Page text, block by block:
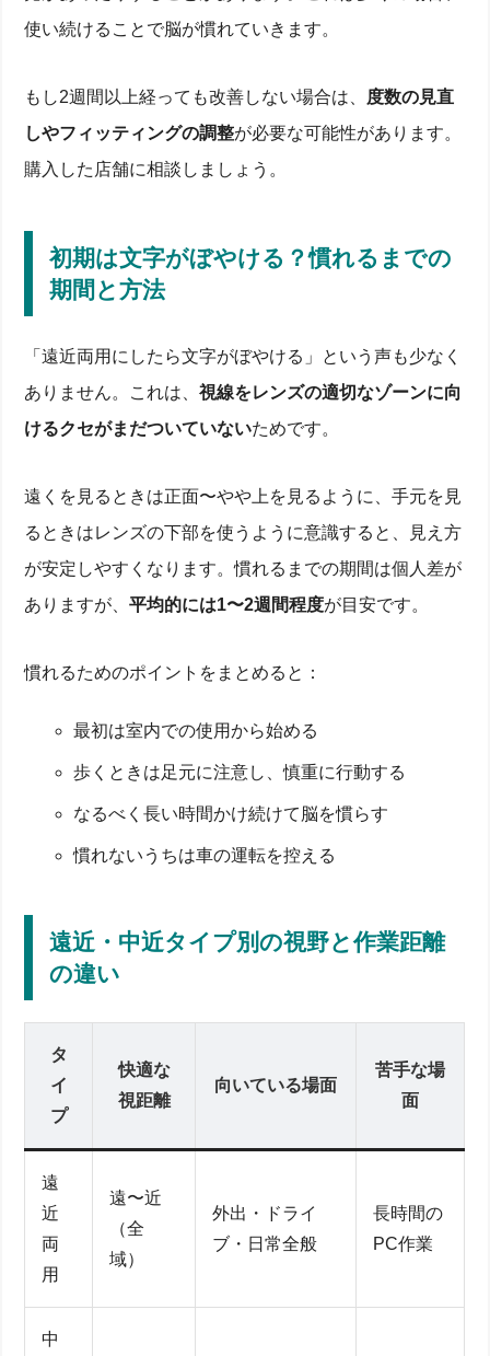
使い続けることで脳が慣れていきます。
もし2週間以上経っても改善しない場合は、 度数の見直
しやフィッティングの調整が必要な可能性があります。
購入した店舗に相談しましょう。
初期は文字がぼやける？慣れるまでの
期間と方法
「遠近両用にしたら文字がぼやける」という声も少なく
ありません。これは、視線をレンズの適切なゾーンに向
けるクセがまだついていないためです。
遠くを見るときは正面〜やや上を見るように、手元を見
るときはレンズの下部を使うように意識すると、見え方
が安定しやすくなります。慣れるまでの期間は個人差が
ありますが、平均的には1〜2週間程度が目安です。
慣れるためのポイントをまとめると：
最初は室内での使用から始める
歩くときは足元に注意し、慎重に行動する
なるべく長い時間かけ続けて脳を慣らす
慣れないうちは車の運転を控える
遠近・中近タイプ別の視野と作業距離
の違い
タ
イ
プ
快適な
視距離
向いている場面
苦手な場
面
遠
近
両
用
遠〜近
（全
域）
外出・ドライ
ブ・日常全般
長時間の
PC作業
中